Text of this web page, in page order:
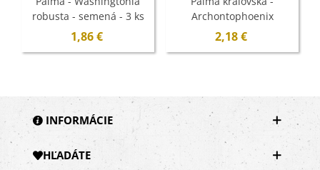
robusta - semená - 3 ks
1,86 €
Archontophoenix
cunninghamiana -
semená - 3 ks
2,18 €
INFORMÁCIE
HĽADÁTE